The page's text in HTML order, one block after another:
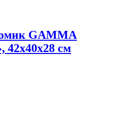
GAMMA
42х40х28 см